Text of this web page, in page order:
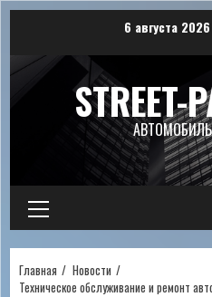
содержимому
6 августа 2026
STREET-
Основное
меню
Главная
Новости
Техническое обслуживание и ремонт